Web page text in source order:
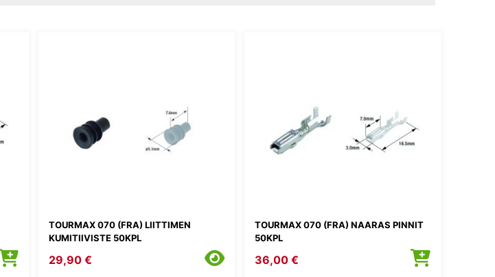
TOURMAX 070 (FRA) LIITTIMEN
KUMITIIVISTE 50KPL
29,90 €
TOURMAX 070 (FRA) NAARAS PINNIT
50KPL
36,00 €